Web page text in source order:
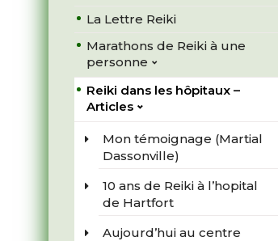
La Lettre Reiki
Marathons de Reiki à une
personne
Reiki dans les hôpitaux –
Articles
Mon témoignage (Martial
Dassonville)
10 ans de Reiki à l’hopital
de Hartfort
Aujourd’hui au centre